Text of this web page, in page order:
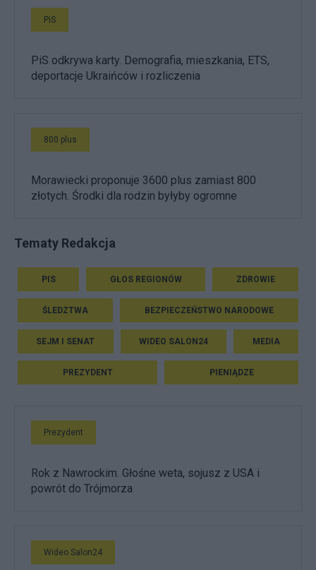
PiS
PiS odkrywa karty. Demografia, mieszkania, ETS,
deportacje Ukraińców i rozliczenia
800 plus
Morawiecki proponuje 3600 plus zamiast 800
złotych. Środki dla rodzin byłyby ogromne
Tematy Redakcja
PIS GŁOS REGIONÓW ZDROWIE
ŚLEDZTWA BEZPIECZEŃSTWO NARODOWE
SEJM I SENAT WIDEO SALON24 MEDIA
PREZYDENT PIENIĄDZE
Prezydent
Rok z Nawrockim. Głośne weta, sojusz z USA i
powrót do Trójmorza
Wideo Salon24